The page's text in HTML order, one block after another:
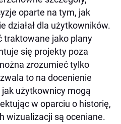
oparte na tym, jak
działał dla użytkowników.
traktowane jako plany
się projekty poza
zrozumieć tylko
to na docenienie
jak użytkownicy mogą
w oparciu o historię,
wizualizacji są oceniane.